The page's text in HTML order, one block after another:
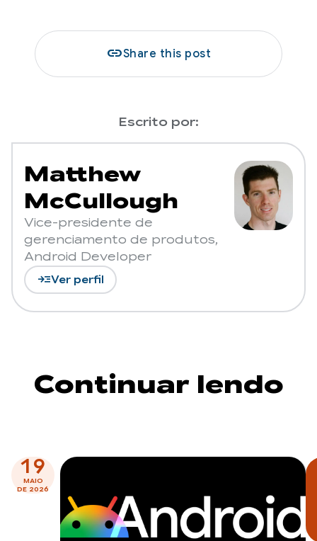
linkShare this post
Escrito por:
Matthew
McCullough
Vice-presidente de
gerenciamento de produtos,
Android Developer
read_moreVer perfil
Continuar lendo
19
MAIO
DE 2026